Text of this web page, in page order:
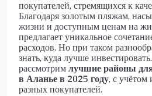
покупателей, стремящихся к
Благодаря золотым пляжам,
жизни и доступным ценам на
предлагает уникальное
расходов. Но при таком
знать, куда лучше
рассмотримлучшие районы
в Аланье в 2025 году, с учётом
разных покупателей.